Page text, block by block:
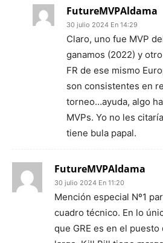
FutureMVPAldama
30 julio 2024 En 14:29
Claro, uno fue MVP
ganamos (2022) y
FR de ese mismo
son consistentes en
torneo…ayuda, algo
MVPs. Yo no les
tiene bula papal.
FutureMVPAldama
30 julio 2024 En 11:20
Mención especial Nº1
cuadro técnico. En lo
que GRE es en el